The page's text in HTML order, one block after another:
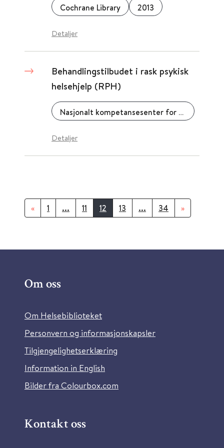
Cochrane Library 2013
Detaljer
Behandlingstilbudet i rask psykisk
helsehjelp (RPH)
Nasjonalt kompetansesenter for psykisk helsearbeid (NAPHA)
Detaljer
« 1 ... 11 12 13 ... 34 »
Om oss
Om Helsebiblioteket
Personvern og informasjonskapsler
Tilgjengelighetserklæring
Information in English
Bilder fra Colourbox.com
Kontakt oss